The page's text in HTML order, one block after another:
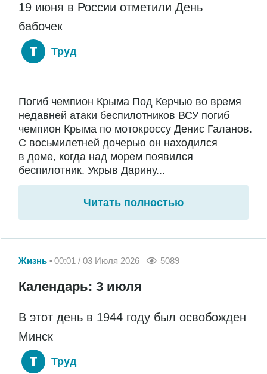
19 июня в России отметили День
бабочек
Труд
Погиб чемпион Крыма Под Керчью во время
недавней атаки беспилотников ВСУ погиб
чемпион Крыма по мотокроссу Денис Галанов.
С восьмилетней дочерью он находился
в доме, когда над морем появился
беспилотник. Укрыв Дарину...
Читать полностью
Жизнь 00:01 / 03 Июля 2026 5089
Календарь: 3 июля
В этот день в 1944 году был освобожден
Минск
Труд